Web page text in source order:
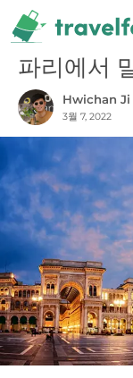
Skip
to
content
파리에서
Hwichan Ji
3월 7, 2022